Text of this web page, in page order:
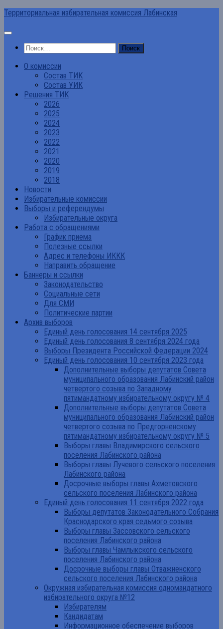
Перейти
содержимому
Территориальная избирательная комиссия Лабинская
Найти:
О комиссии
Состав ТИК
Состав УИК
Решения ТИК
2026
2025
2024
2023
2022
2021
2020
2019
2018
Новости
Избирательные комиссии
Выборы и референдумы
Избирательные округа
Работа с обращениями
График приема
Полезные ссылки
Адрес и телефоны ИККК
Направить обращение
Баннеры и ссылки
Законодательство
Социальные сети
Для СМИ
Политические партии
Архив выборов
Единый день голосования 14 сентября 2025
Единый день голосования 8 сентября 2024 года
Выборы Президента Российской Федерации 2024
Единый день голосования 10 сентября 2023 года
Дополнительные выборы депутатов Совета
муниципального образования Лабинский район
четвертого созыва по Западному
пятимандатному избирательному округу № 4
Дополнительные выборы депутатов Совета
муниципального образования Лабинский район
четвертого созыва по Предгорненскому
пятимандатному избирательному округу № 5
Выборы главы Владимирского сельского
поселения Лабинского района
Выборы главы Лучевого сельского поселения
Лабинского района
Досрочные выборы главы Ахметовского
сельского поселения Лабинского района
Единый день голосования 11 сентября 2022 года
Выборы депутатов Законодательного Собрания
Краснодарского края седьмого созыва
Выборы главы Зассовского сельского
поселения Лабинского района
Выборы главы Чамлыкского сельского
поселения Лабинского района
Досрочные выборы главы Отважненского
сельского поселения Лабинского района
Окружная избирательная комиссия одномандатного
избирательного округа №12
Избирателям
Кандидатам
Информационное обеспечение выборов